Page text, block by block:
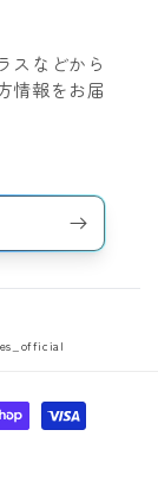
スなどから
情報をお届